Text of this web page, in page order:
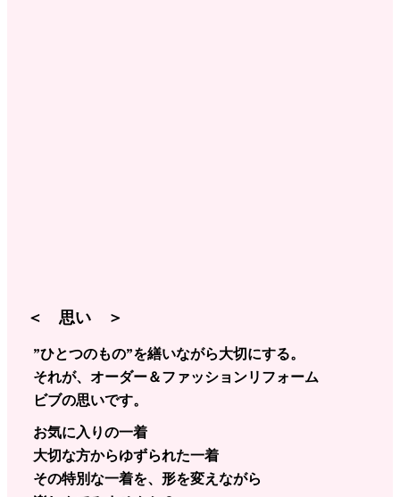
＜ 思い ＞
”ひとつのもの”を繕いながら大切にする。
それが、オーダー＆ファッションリフォーム
ビブの思いです。
お気に入りの一着
大切な方からゆずられた一着
その特別な一着を、形を変えながら